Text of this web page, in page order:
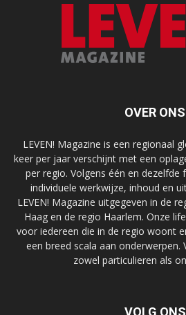
OVER ONS
LEVEN! Magazine is een regionaal
keer per jaar verschijnt met een
per regio. Volgens één en
individuele werkwijze, inhoud en
LEVEN! Magazine uitgegeven in de
Haag en de regio Haarlem. Onze
voor iedereen die in de regio woont
een breed scala aan onderwerpen.
zowel particulieren als
VOLG ONS